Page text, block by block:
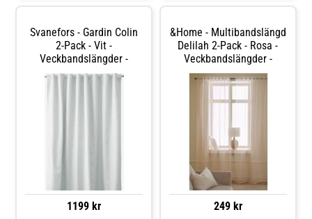
Svanefors - Gardin Colin
2-Pack - Vit -
Veckbandslängder -
1199 kr
&Home - Multibandslängd
Delilah 2-Pack - Rosa -
Veckbandslängder -
249 kr